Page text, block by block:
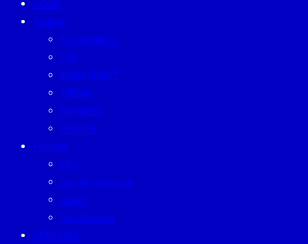
HOME
TODAY
ECONOMICS
ESG
INVESTMENT
TREND
BUSINESS
PEOPLE
FORUM
CEO
ENTREPRENEUR
GURU
SUSTAINISM
LIFESTYLE